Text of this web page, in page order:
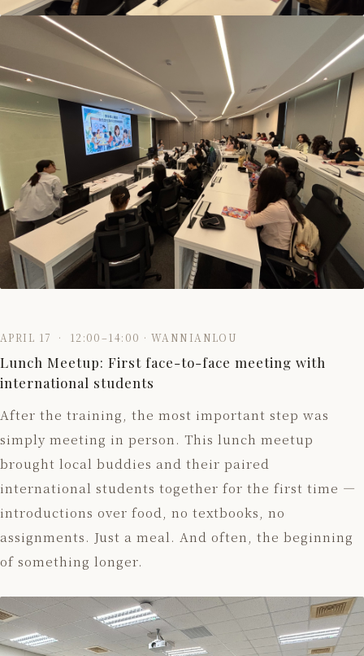
APRIL 17 · 12:00–14:00 · WANNIANLOU
Lunch Meetup: First face-to-face meeting with
international students
After the training, the most important step was
simply meeting in person. This lunch meetup
brought local buddies and their paired
international students together for the first time —
introductions over food, no textbooks, no
assignments. Just a meal. And often, the beginning
of something longer.